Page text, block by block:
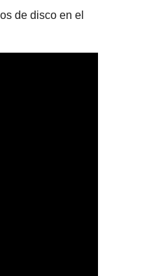
de disco en el